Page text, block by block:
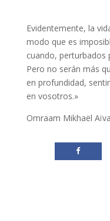
Evidentemente, la
modo que es
cuando,
Pero no serán más
en profundidad,
en vosotros.»
Omraam Mikhaël